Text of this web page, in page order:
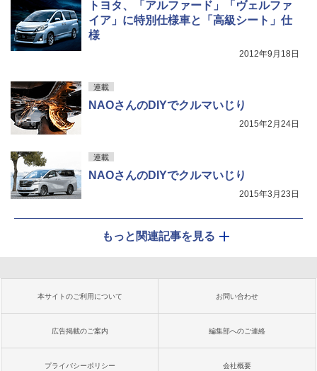
トヨタ、「アルファード」「ヴェルファ
イア」に特別仕様車と「高級シート」仕
様
2012年9月18日
連載
NAOさんのDIYでクルマいじり
2015年2月24日
連載
NAOさんのDIYでクルマいじり
2015年3月23日
もっと関連記事を見る
本サイトのご利用について お問い合わせ
広告掲載のご案内 編集部へのご連絡
プライバシーポリシー 会社概要